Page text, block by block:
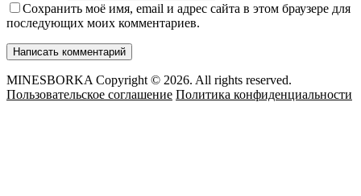
Сохранить моё имя, email и адрес сайта в этом браузере для
последующих моих комментариев.
MINESBORKA Copyright © 2026. All rights reserved.
Пользовательское соглашение Политика конфиденциальности